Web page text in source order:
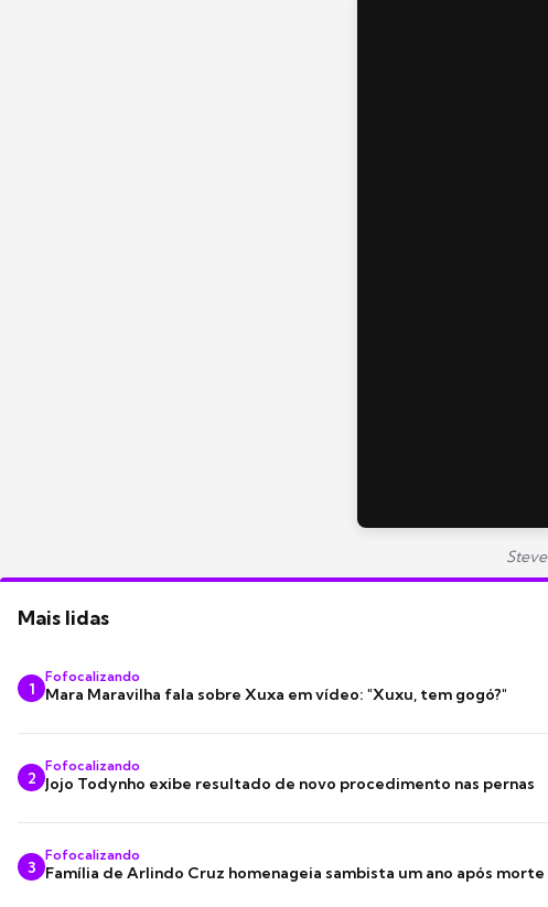
Mais lidas
1
Fofocalizando
Mara Maravilha fala sobre Xuxa em vídeo: "Xuxu, tem gogó?"
2
Fofocalizando
Jojo Todynho exibe resultado de novo procedimento nas pernas
3
Fofocalizando
Família de Arlindo Cruz homenageia sambista um ano após morte